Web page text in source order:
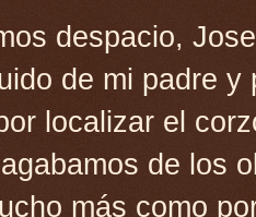
despacio,
de mi padre
localizar el
de los
más como